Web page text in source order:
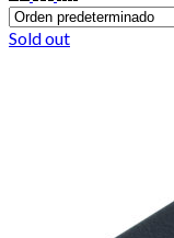
Sold out